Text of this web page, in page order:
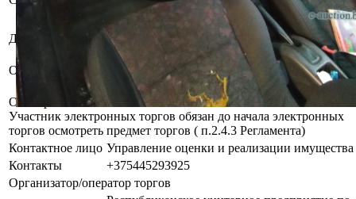
разборке возможно выявление скрытых
дефектов.
Должник
Моргулевич Виктор Аркадьевич
Обременения
Арест судебного исполнителя. Запрет
отчуждения и совершения определенных
действий судебного исполнителя.
Осмотр объекта
Участник электронных торгов обязан до начала электронных
торгов осмотреть предмет торгов ( п.2.4.3 Регламента)
Контактное лицо Управление оценки и реализации имущества
Контакты
+375445293925
Организатор/оператор торгов